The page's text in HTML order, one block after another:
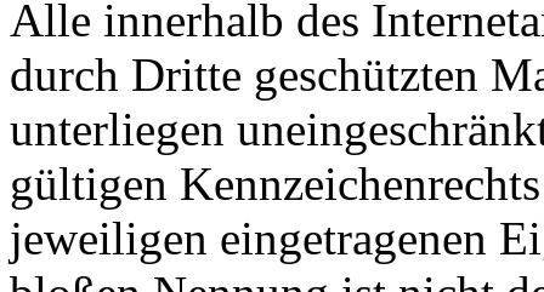
Alle innerhalb des
durch Dritte geschützten
unterliegen
gültigen
jeweiligen eingetragenen